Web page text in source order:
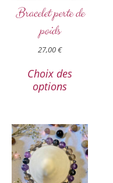
Bracelet perte de
poids
27,00€
Choix des
options